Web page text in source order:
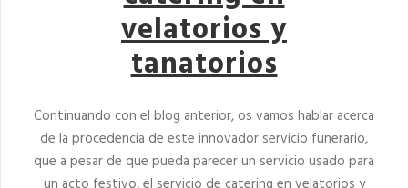
velatorios y
tanatorios
Continuando con el blog anterior, os vamos hablar acerca
de la procedencia de este innovador servicio funerario,
que a pesar de que pueda parecer un servicio usado para